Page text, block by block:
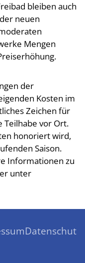
bleiben auch
neuen
Mengen
der
Kosten im
Zeichen für
Teilhabe vor Ort.
honoriert wird,
Saison.
Informationen zu
unter
Datenschutz